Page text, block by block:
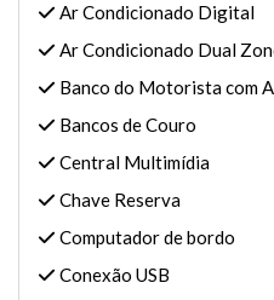
Ar Condicionado Digital
Ar Condicionado Dual
Banco do Motorista com
Bancos de Couro
Central Multimídia
Chave Reserva
Computador de bordo
Conexão USB